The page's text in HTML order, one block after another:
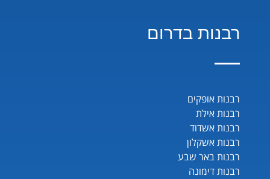
רבנות בדרום
רבנות אופקים
רבנות אילת
רבנות אשדוד
רבנות אשקלון
רבנות באר שבע
רבנות דימונה